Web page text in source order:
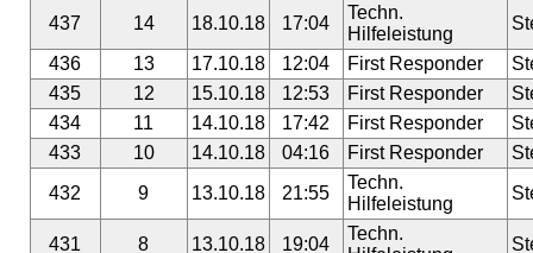
437 14 18.10.18 17:04
Techn.
Hilfeleistung
436
13 17.10.18 12:04 First Responder
435
12 15.10.18 12:53 First Responder
434
11 14.10.18 17:42 First Responder
433
10 14.10.18 04:16 First Responder
432
9 13.10.18 21:55
Techn.
Hilfeleistung
431 8 13.10.18 19:04
Techn.